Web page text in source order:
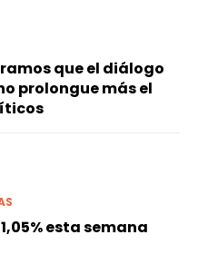
que el diálogo
prolongue más el
esta semana